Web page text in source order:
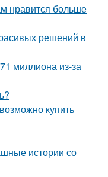
нравится больше
решений в
миллиона из-за
купить
истории со